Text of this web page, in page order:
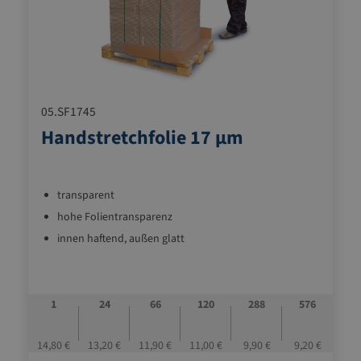
05.SF1745
Handstretchfolie 17 µm
transparent
hohe Folientransparenz
innen haftend, außen glatt
1
14,80 €
24
13,20 €
66
11,90 €
120
11,00 €
288
9,90 €
576
9,20 €